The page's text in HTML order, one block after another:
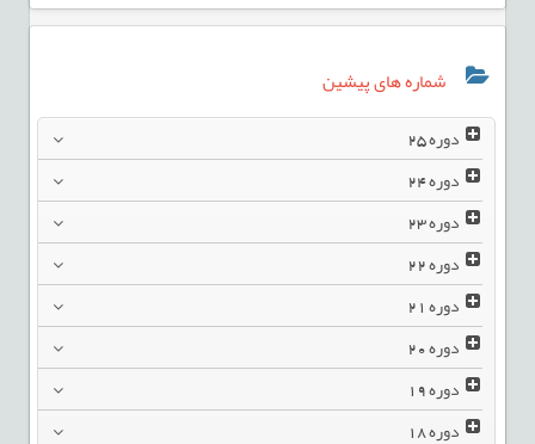
شماره های پیشین
دوره25
دوره24
دوره23
دوره22
دوره21
دوره20
دوره19
دوره18